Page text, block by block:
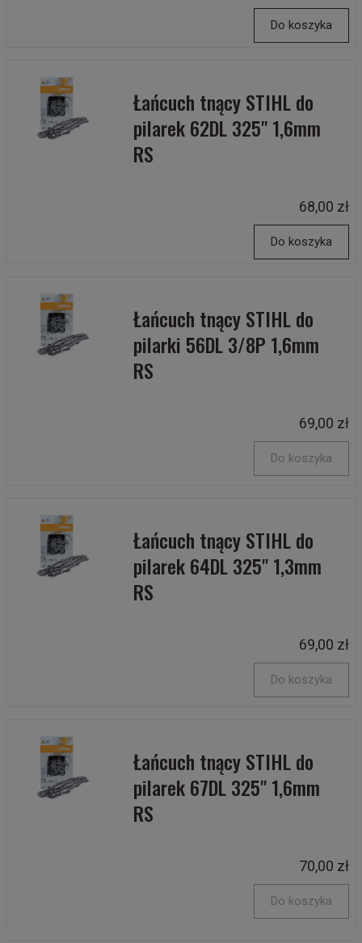
Do koszyka
Łańcuch tnący STIHL do
pilarek 62DL 325" 1,6mm
RS
68,00 zł
Do koszyka
Łańcuch tnący STIHL do
pilarki 56DL 3/8P 1,6mm
RS
69,00 zł
Do koszyka
Łańcuch tnący STIHL do
pilarek 64DL 325" 1,3mm
RS
69,00 zł
Do koszyka
Łańcuch tnący STIHL do
pilarek 67DL 325" 1,6mm
RS
70,00 zł
Do koszyka